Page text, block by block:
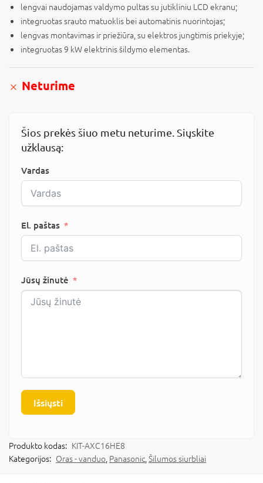
lengvai naudojamas valdymo pultas su jutikliniu LCD ekranu;
integruotas srauto matuoklis bei automatinis nuorintojas;
lengvas montavimas ir priežiūra, su elektros jungtimis priekyje;
integruotas 9 kW elektrinis šildymo elementas.
Neturime
Šios prekės šiuo metu neturime. Siųskite
užklausą:
Vardas
El. paštas
Jūsų žinutė
Išsiųsti
Produkto kodas: KIT-AXC16HE8
Kategorijos: Oras - vanduo, Panasonic,Šilumos siurbliai